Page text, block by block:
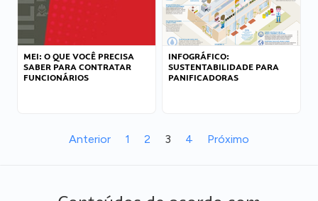
MEI: O QUE VOCÊ PRECISA
SABER PARA CONTRATAR
FUNCIONÁRIOS
INFOGRÁFICO:
SUSTENTABILIDADE PARA
PANIFICADORAS
Anterior 1 2 3 4 Próximo